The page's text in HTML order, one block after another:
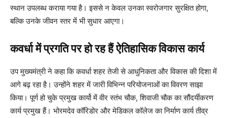
स्थान उपलब्ध कराया गया है। इससे न केवल उनका स्वरोजगार सुरक्षित होगा,
बल्कि उनके जीवन स्तर में भी सुधार आएगा।
कवर्धा में प्रगति पर हो रह हैं ऐतिहासिक विकास कार्य
उप मुख्यमंत्री ने कहा कि कवर्धा शहर तेजी से आधुनिकता और विकास की दिशा में
आगे बढ़ रहा है। उन्होंने शहर में जारी विभिन्न परियोजनाओं का विवरण साझा
किया। पूर्ण हो चुके प्रमुख कार्यो में वीर स्तंभ चौक, शिवाजी चौक का सौंदर्यीकरण
कार्य प्रमुख हैं। भोरमदेव कॉरिडोर और मेडिकल कॉलेज का निर्माण कार्य तीव्र